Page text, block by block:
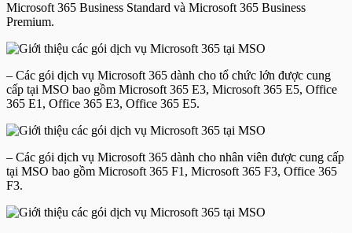
Microsoft 365 Business Standard và Microsoft 365 Business
Premium.
– Các gói dịch vụ Microsoft 365 dành cho tổ chức lớn được cung
cấp tại MSO bao gồm Microsoft 365 E3, Microsoft 365 E5, Office
365 E1, Office 365 E3, Office 365 E5.
– Các gói dịch vụ Microsoft 365 dành cho nhân viên được cung cấp
tại MSO bao gồm Microsoft 365 F1, Microsoft 365 F3, Office 365
F3.